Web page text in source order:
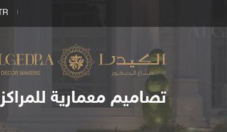
تصاميم معمارية